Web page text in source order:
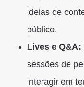
ideias de
público.
Lives e Q&A:
sessões de
interagir em